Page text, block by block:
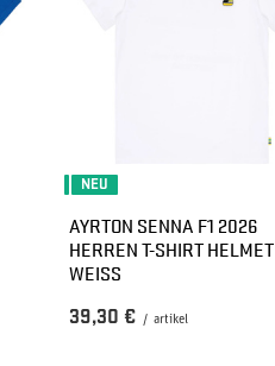
NEU
AYRTON SENNA F1 2026
HERREN T-SHIRT HELMET
WEISS
39,30 € / artikel